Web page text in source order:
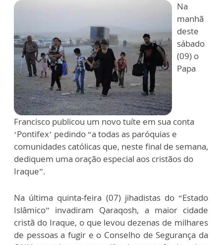
Na
manhã
deste
sábado
(09) o
Papa
Francisco publicou um novo tuíte em sua conta
‘Pontifex’ pedindo “a todas as paróquias e
comunidades católicas que, neste final de semana,
dediquem uma oração especial aos cristãos do
Iraque”.
Na última quinta-feira (07) jihadistas do “Estado
Islâmico” invadiram Qaraqosh, a maior cidade
cristã do Iraque, o que levou dezenas de milhares
de pessoas a fugir e o Conselho de Segurança da